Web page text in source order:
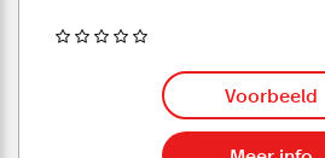
Voorbeeld